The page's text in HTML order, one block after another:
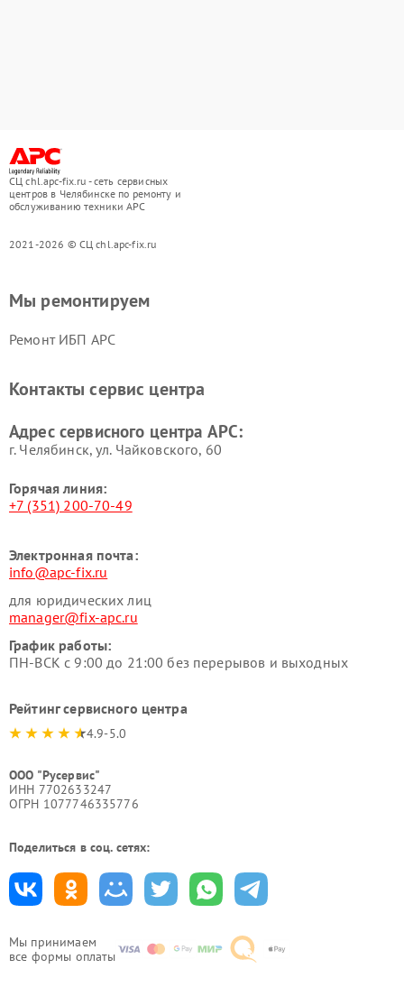
СЦ chl.apc-fix.ru - сеть сервисных
центров в Челябинске по ремонту и
обслуживанию техники APC
2021-2026 © СЦ chl.apc-fix.ru
Мы принимаем
все формы оплаты
Мы ремонтируем
Ремонт ИБП APC
Контакты сервис центра
Адрес сервисного центра APC:
г. Челябинск, ул. Чайковского, 60
Горячая линия:
+7 (351) 200-70-49
Электронная почта:
info@apc-fix.ru
для юридических лиц
manager@fix-apc.ru
График работы:
ПН-ВСК с 9:00 до 21:00 без перерывов и выходных
Рейтинг сервисного центра
4.9-5.0
ООО "Русервис"
ИНН 7702633247
ОГРН 1077746335776
Поделиться в соц. сетях: